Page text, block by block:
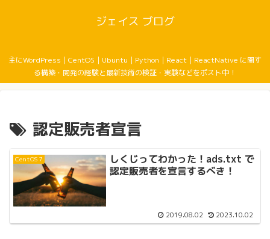
ジェイス ブログ
主にWordPress｜CentOS｜Ubuntu｜Python｜React｜ReactNative に関す
る構築・開発の経験と最新技術の検証・実験などをポスト中！
認定販売者宣言
CentOS 7
しくじってわかった！ads.txt で
認定販売者を宣言するべき！
2019.08.02 2023.10.02